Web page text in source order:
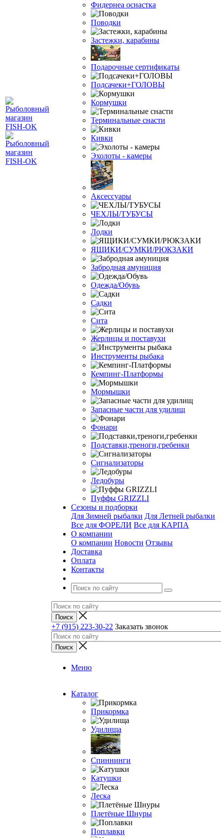
Фидернеа оснастка
Поводки
Застежки, карабины
Подарочные сертификаты
Подсачеки+ГОЛОВЫ
Кормушки
Терминальные снасти
Кивки
Эхолоты - камеры
Аксессуары
ЧЕХЛЫ/ТУБУСЫ
Лодки
ЯЩИКИ/СУМКИ/РЮКЗАКИ
Забродная амуниция
Одежда/Обувь
Садки
Сита
Жерлицы и поставухи
Инструменты рыбака
Кемпинг-Платформы
Мормышки
Запасные части для удилищ
Фонари
Подставки,треноги,гребенки
Сигнализаторы
Ледобуры
Пуффы GRIZZLI
Сезоны и подборки
Для Зимней рыбалки Для Летней рыбалки
Все для ФОРЕЛИ Все для КАРПА
О компании
О компании Новости Отзывы
Доставка
Оплата
Контакты
+7 (915) 223-30-22 Заказать звонок
Меню
Каталог
Прикормка
Удилища
Спиннинги
Катушки
Леска
Плетёные Шнуры
Поплавки